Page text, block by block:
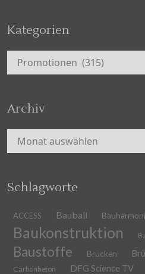
Kategorien
Kategorien
Archiv
Archiv
Schlagworte
ACCESS Bauball
Baukonstruktion
Baustoffe Brücken
Carbonbeton DFG Science TV